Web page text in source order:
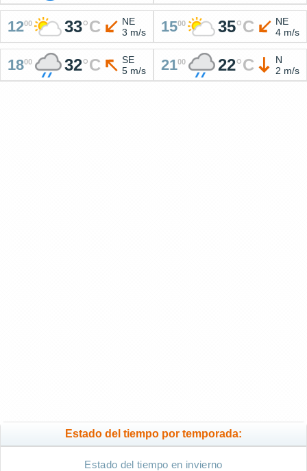
1200 33°C
NE
3 m/s
1500 35°C
NE
4 m/s
1800 32°C
SE
5 m/s
2100 22°C
N
2 m/s
Estado del tiempo por temporada:
Estado del tiempo en invierno